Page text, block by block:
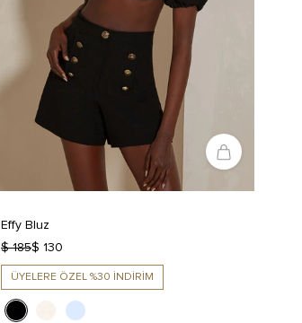
Effy Bluz
$ 185$ 130
ÜYELERE ÖZEL %30 İNDİRİM